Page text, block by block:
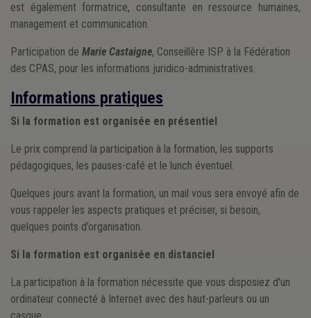
est également formatrice, consultante en ressource humaines,
management et communication.
Participation de Marie Castaigne, Conseillère ISP à la Fédération
des CPAS, pour les informations juridico-administratives.
Informations pratiques
Si la formation est organisée en présentiel
Le prix comprend la participation à la formation, les supports
pédagogiques, les pauses-café et le lunch éventuel.
Quelques jours avant la formation, un mail vous sera envoyé afin de
vous rappeler les aspects pratiques et préciser, si besoin,
quelques points d’organisation.
Si la formation est organisée en distanciel
La participation à la formation nécessite que vous disposiez d'un
ordinateur connecté à Internet avec des haut-parleurs ou un